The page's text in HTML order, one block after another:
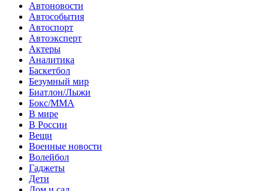
Автоновости
Автособытия
Автоспорт
Автоэксперт
Актеры
Аналитика
Баскетбол
Безумный мир
Биатлон/Лыжи
Бокс/MMA
В мире
В России
Вещи
Военные новости
Волейбол
Гаджеты
Дети